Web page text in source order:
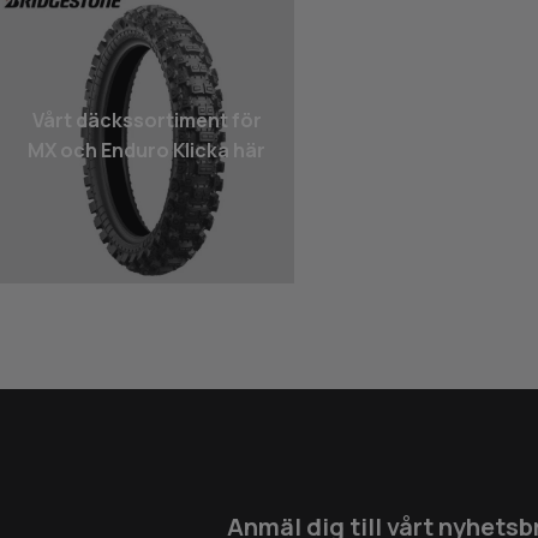
Vårt däcks­sortiment för
MX och Enduro Klicka här
Anmäl dig till vårt